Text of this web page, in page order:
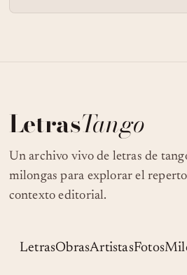
LetrasTango
Un archivo vivo de letras de
milongas para explorar el
contexto editorial.
LetrasObrasArtistasFotos